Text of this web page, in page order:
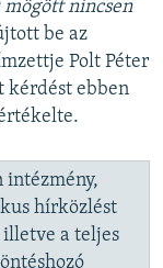
nincsen
be az
Polt Péter
kérdést ebben
intézmény,
hírközlést
a teljes